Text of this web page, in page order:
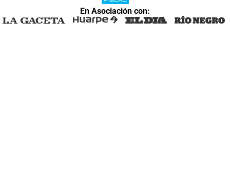
En Asociación con: